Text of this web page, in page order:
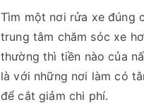
Tìm một nơi rửa xe đúng
trung tâm chăm sóc xe
thường thì tiền nào của
là với những nơi làm có
để cắt giảm chi phí.